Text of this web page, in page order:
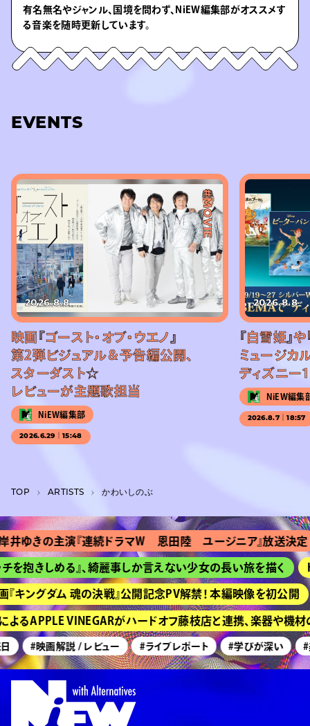
有名無名やジャンル、国境を問わず、NiEW編集部がオススメす
る音楽を随時更新しています。
EVENTS
#MOVIE
2026.8.8
映画『ゴースト・オブ・ウエノ』
第2弾ビジュアル＆予告編公開、
スターダスト☆
レビューが主題歌担当
NiEW編集部
2026.6.29｜15:48
2026.8.8
『白雪姫』
ミュージカル
ディズニー
NiEW編集
2026.8.7｜18:57
TOP A­R­T­I­S­T­S かわいしのぶ
ゆきの主演『連続ドラマＷ 恩田陸 ユージニア』放送決定
抱きしめる』、綺麗事しか言えない少女の長い旅を描く
ングダム 魂の決戦』公開記念PV解禁！ 本編映像を初公開
るAPPLE VINEGARがハードオフ藤枝店と連携、楽器や機材
#映画解説 / レビュー #ライブレポート #学びが深い #